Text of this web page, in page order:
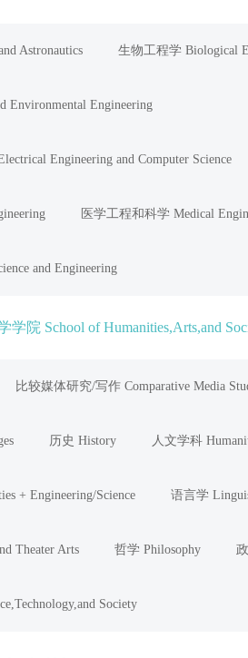
Astronautics 生物工程学 Biological
Environmental Engineering
Engineering and Computer Science
医学工程和科学 Medical
and Engineering
院 School of Humanities,Arts,and
比较媒体研究/写作 Comparative Media
历史 History 人文学科
+ Engineering/Science 语言学
Theater Arts 哲学 Philosophy
Society